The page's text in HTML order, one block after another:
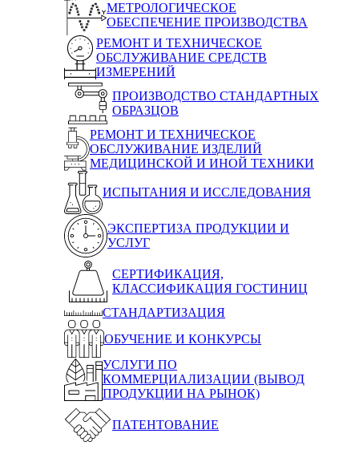
МЕТРОЛОГИЧЕСКОЕ
ОБЕСПЕЧЕНИЕ ПРОИЗВОДСТВА
РЕМОНТ И ТЕХНИЧЕСКОЕ
ОБСЛУЖИВАНИЕ СРЕДСТВ
ИЗМЕРЕНИЙ
ПРОИЗВОДСТВО СТАНДАРТНЫХ
ОБРАЗЦОВ
РЕМОНТ И ТЕХНИЧЕСКОЕ
ОБСЛУЖИВАНИЕ ИЗДЕЛИЙ
МЕДИЦИНСКОЙ И ИНОЙ ТЕХНИКИ
ИСПЫТАНИЯ И ИССЛЕДОВАНИЯ
ЭКСПЕРТИЗА ПРОДУКЦИИ И
УСЛУГ
СЕРТИФИКАЦИЯ,
КЛАССИФИКАЦИЯ ГОСТИНИЦ
СТАНДАРТИЗАЦИЯ
ОБУЧЕНИЕ И КОНКУРСЫ
УСЛУГИ ПО
КОММЕРЦИАЛИЗАЦИИ (ВЫВОД
ПРОДУКЦИИ НА РЫНОК)
ПАТЕНТОВАНИЕ